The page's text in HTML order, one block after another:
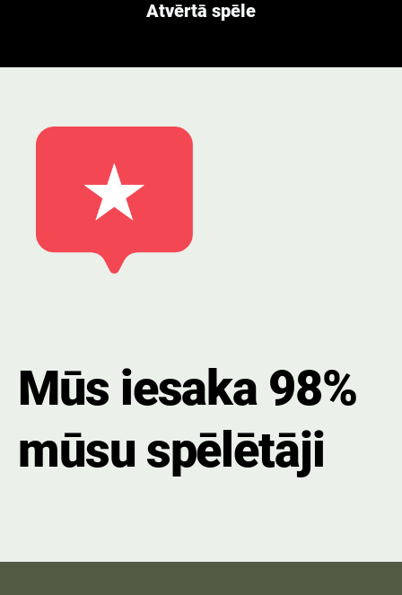
Atvērtā spēle
Mūs iesaka 98%
mūsu spēlētāji